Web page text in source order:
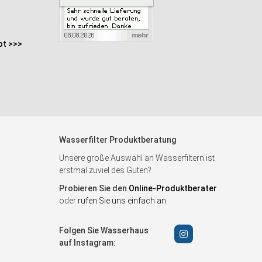
>>>
Wasserfilter Produktberatung
Unsere große Auswahl an Wasserfiltern ist
erstmal zuviel des Guten?
Probieren Sie den Online-Produktberater
oder rufen Sie uns einfach an
Folgen Sie Wasserhaus
auf Instagram: